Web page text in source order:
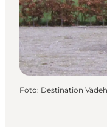
Planera resan
Foto: Destination